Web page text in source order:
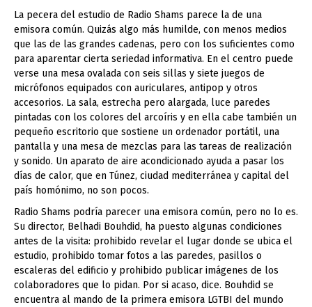
La pecera del estudio de Radio Shams parece la de una
emisora común. Quizás algo más humilde, con menos medios
que las de las grandes cadenas, pero con los suficientes como
para aparentar cierta seriedad informativa. En el centro puede
verse una mesa ovalada con seis sillas y siete juegos de
micrófonos equipados con auriculares, antipop y otros
accesorios. La sala, estrecha pero alargada, luce paredes
pintadas con los colores del arcoíris y en ella cabe también un
pequeño escritorio que sostiene un ordenador portátil, una
pantalla y una mesa de mezclas para las tareas de realización
y sonido. Un aparato de aire acondicionado ayuda a pasar los
días de calor, que en Túnez, ciudad mediterránea y capital del
país homónimo, no son pocos.
Radio Shams podría parecer una emisora común, pero no lo es.
Su director, Belhadi Bouhdid, ha puesto algunas condiciones
antes de la visita: prohibido revelar el lugar donde se ubica el
estudio, prohibido tomar fotos a las paredes, pasillos o
escaleras del edificio y prohibido publicar imágenes de los
colaboradores que lo pidan. Por si acaso, dice. Bouhdid se
encuentra al mando de la primera emisora LGTBI del mundo